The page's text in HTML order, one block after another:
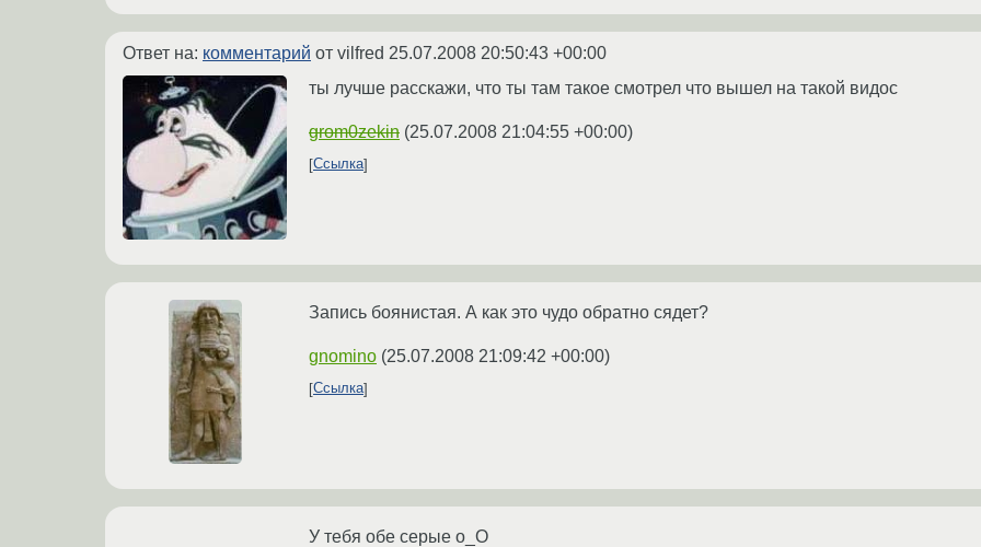
Ответ на: комментарий от vilfred 25.07.2008 20:50:43 +00:00
ты лучше расскажи, что ты там такое смотрел что вышел на такой видос
grom0zekin (25.07.2008 21:04:55 +00:00)
Ссылка
Запись боянистая. А как это чудо обратно сядет?
gnomino (25.07.2008 21:09:42 +00:00)
Ссылка
У тебя обе серые о_О